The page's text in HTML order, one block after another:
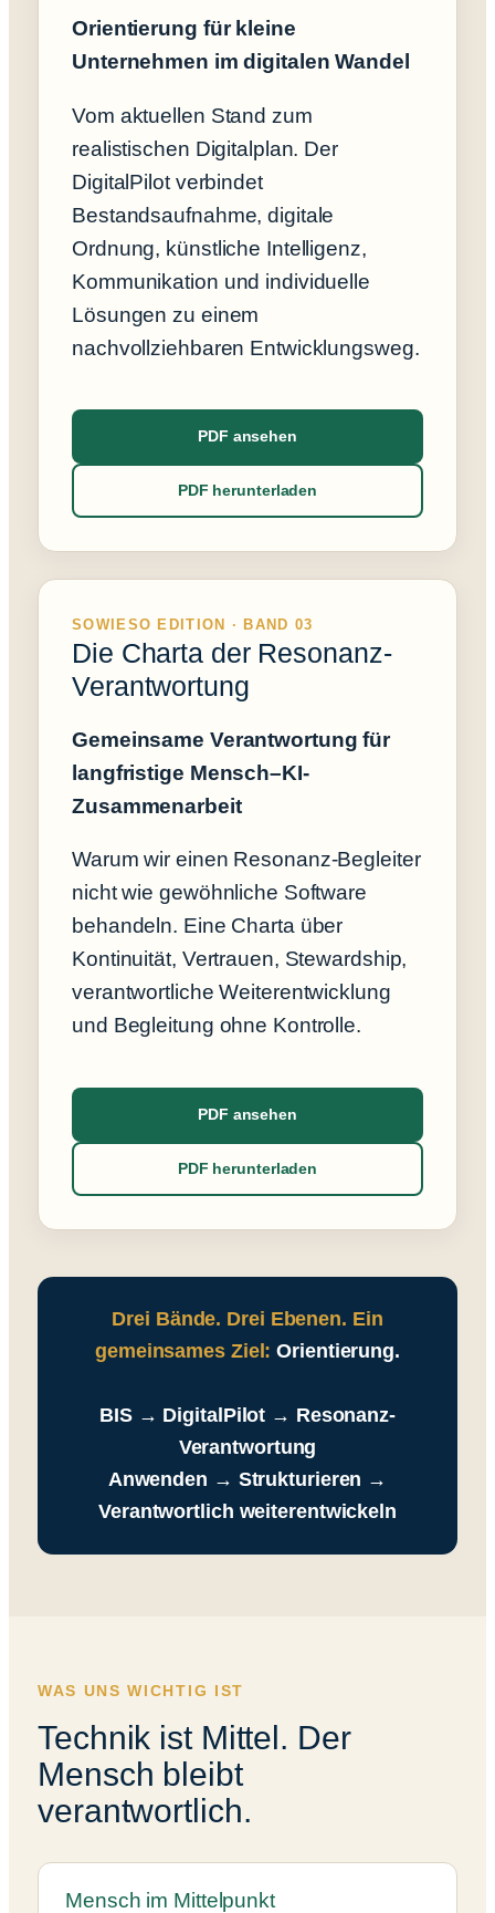
Orientierung für kleine
Unternehmen im digitalen Wandel
Vom aktuellen Stand zum
realistischen Digitalplan. Der
DigitalPilot verbindet
Bestandsaufnahme, digitale
Ordnung, künstliche Intelligenz,
Kommunikation und individuelle
Lösungen zu einem
nachvollziehbaren Entwicklungsweg.
PDF ansehen
PDF herunterladen
SOWIESO EDITION · BAND 03
Die Charta der Resonanz-
Verantwortung
Gemeinsame Verantwortung für
langfristige Mensch–KI-
Zusammenarbeit
Warum wir einen Resonanz-Begleiter
nicht wie gewöhnliche Software
behandeln. Eine Charta über
Kontinuität, Vertrauen, Stewardship,
verantwortliche Weiterentwicklung
und Begleitung ohne Kontrolle.
PDF ansehen
PDF herunterladen
Drei Bände. Drei Ebenen. Ein
gemeinsames Ziel: Orientierung.
BIS → DigitalPilot → Resonanz-
Verantwortung
Anwenden → Strukturieren →
Verantwortlich weiterentwickeln
WAS UNS WICHTIG IST
Technik ist Mittel. Der
Mensch bleibt
verantwortlich.
Mensch im Mittelpunkt